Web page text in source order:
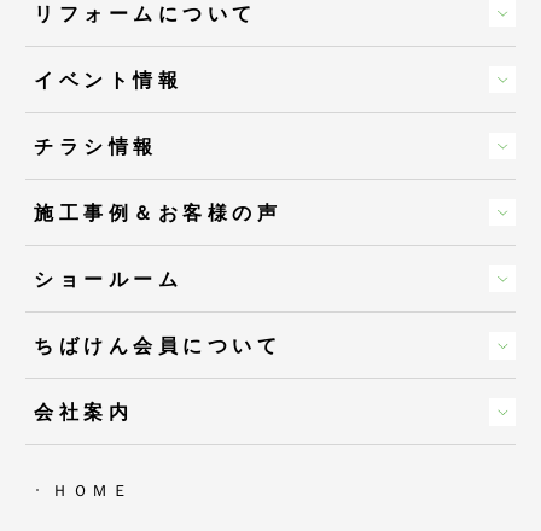
リフォームについて
イベント情報
チラシ情報
施工事例＆お客様の声
ショールーム
ちばけん会員について
会社案内
ＨＯＭＥ